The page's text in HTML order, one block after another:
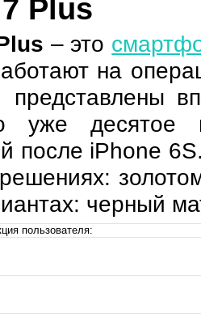
Plus
– это
на
уже десятое
после iPhone
черный
пользователя: